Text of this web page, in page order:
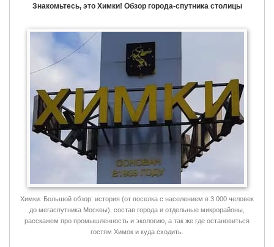
Знакомьтесь, это Химки! Обзор города-спутника столицы
Химки. Большой обзор: история (от поселка с населением в 3 000 человек
до мегаспутника Москвы), состав города и отдельные микрорайоны,
расскажем про промышленность и экологию, а так же где остановиться
гостям Химок и куда сходить.